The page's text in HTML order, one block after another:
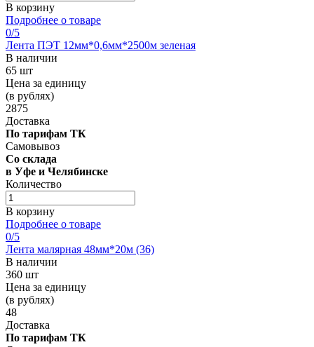
В корзину
Подробнее о товаре
0/5
Лента ПЭТ 12мм*0,6мм*2500м зеленая
В наличии
65 шт
Цена за единицу
(в рублях)
2875
Доставка
По тарифам ТК
Самовывоз
Со склада
в Уфе и Челябинске
Количество
В корзину
Подробнее о товаре
0/5
Лента малярная 48мм*20м (36)
В наличии
360 шт
Цена за единицу
(в рублях)
48
Доставка
По тарифам ТК